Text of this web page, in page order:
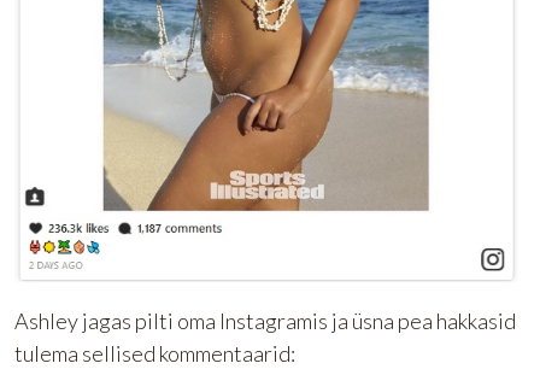
Ashley jagas pilti oma Instagramis ja üsna pea hakkasid
tulema sellised kommentaarid: